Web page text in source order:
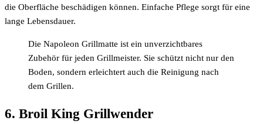
die Oberfläche beschädigen können. Einfache Pflege sorgt für eine
lange Lebensdauer.
Die Napoleon Grillmatte ist ein unverzichtbares
Zubehör für jeden Grillmeister. Sie schützt nicht nur den
Boden, sondern erleichtert auch die Reinigung nach
dem Grillen.
6. Broil King Grillwender